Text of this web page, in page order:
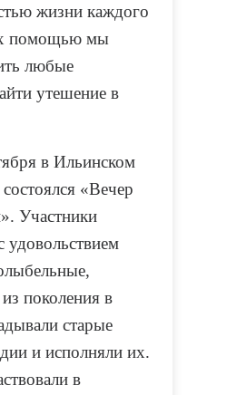
жизни каждого
помощью мы
любые
утешение в
в Ильинском
«Вечер
Участники
удовольствием
поколения в
старые
и исполняли их.
в